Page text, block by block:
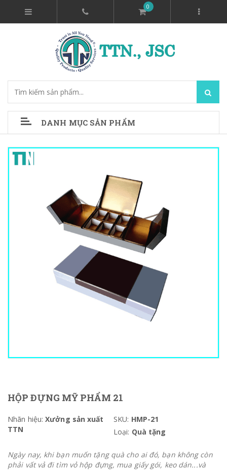
0
DANH MỤC SẢN PHẨM
HỘP ĐỰNG MỸ PHẨM 21
Nhãn hiệu: Xưởng sản xuất
TTN
SKU: HMP-21
Loại: Quà tặng
Ngày nay, khi bạn muốn tặng quà cho ai đó, bạn không còn
phải vất vả đi tìm vỏ hộp đựng, mua giấy gói, keo dán...và